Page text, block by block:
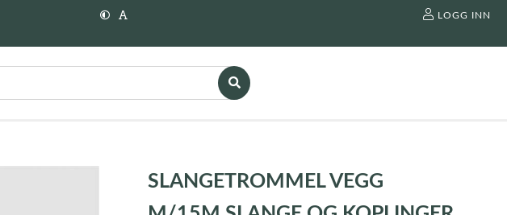
LOGG INN
SLANGETROMMEL VEGG